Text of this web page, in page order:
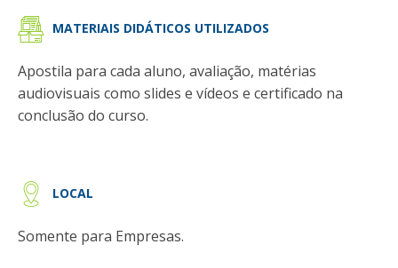
MATERIAIS DIDÁTICOS UTILIZADOS
Apostila para cada aluno, avaliação, matérias
audiovisuais como slides e vídeos e certificado na
conclusão do curso.
LOCAL
Somente para Empresas.